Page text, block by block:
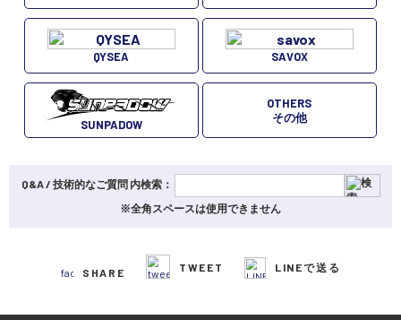
QYSEA SAVOX
SUNPADOW
OTHERS
その他
Q&A / 技術的なご質問 内検索：
※全角スペースは使用できません
SHARE TWEET LINEで送る